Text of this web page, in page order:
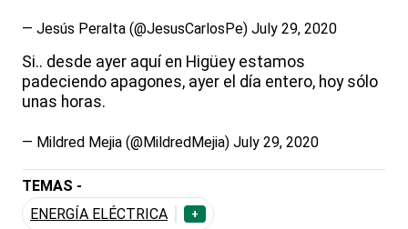
— Jesús Peralta (@JesusCarlosPe) July 29, 2020
Si.. desde ayer aquí en Higüey estamos
padeciendo apagones, ayer el día entero, hoy sólo
unas horas.
— Mildred Mejia (@MildredMejia) July 29, 2020
TEMAS -
ENERGÍA ELÉCTRICA
+